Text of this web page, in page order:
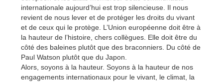
internationale aujourd’hui est trop silencieuse. Il nous
revient de nous lever et de protéger les droits du vivant
et de ceux qui le protège. L’Union européenne doit être à
la hauteur de l’histoire, chers collègues. Elle doit être du
côté des baleines plutôt que des braconniers. Du côté de
Paul Watson plutôt que du Japon.
Alors, soyons à la hauteur. Soyons à la hauteur de nos
engagements internationaux pour le vivant, le climat, la